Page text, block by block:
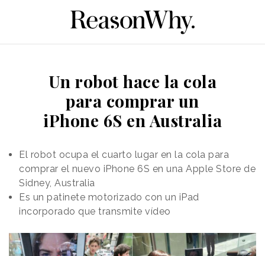
Un robot hace la cola
para comprar un
iPhone 6S en Australia
El robot ocupa el cuarto lugar en la cola para
comprar el nuevo iPhone 6S en una Apple Store de
Sidney, Australia
Es un patinete motorizado con un iPad
incorporado que transmite vídeo